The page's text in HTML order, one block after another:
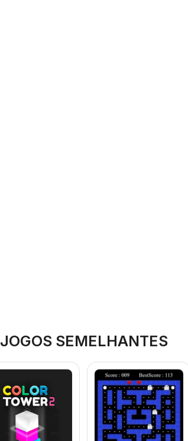
JOGOS SEMELHANTES